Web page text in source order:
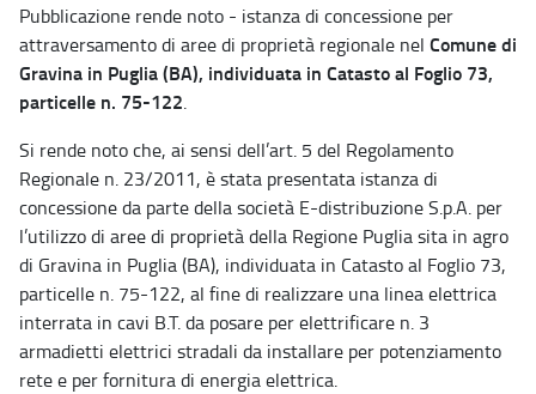
Pubblicazione rende noto - istanza di concessione per
attraversamento di aree di proprietà regionale nel Comune di
Gravina in Puglia (BA), individuata in Catasto al Foglio 73,
particelle n. 75-122.
Si rende noto che, ai sensi dell’art. 5 del Regolamento
Regionale n. 23/2011, è stata presentata istanza di
concessione da parte della società E-distribuzione S.p.A. per
l’utilizzo di aree di proprietà della Regione Puglia sita in agro
di Gravina in Puglia (BA), individuata in Catasto al Foglio 73,
particelle n. 75-122, al fine di realizzare una linea elettrica
interrata in cavi B.T. da posare per elettrificare n. 3
armadietti elettrici stradali da installare per potenziamento
rete e per fornitura di energia elettrica.